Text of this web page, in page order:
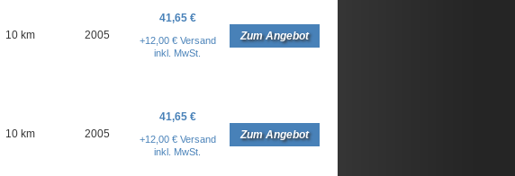
10 km 2005
41,65 €
+12,00 € Versand
inkl. MwSt.
Zum Angebot
10 km 2005
41,65 €
+12,00 € Versand
inkl. MwSt.
Zum Angebot